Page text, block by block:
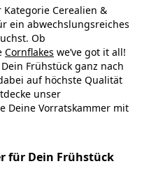
Cerealien &
ein abwechslungsreiches
Ob
Cornflakes we’ve got it all!
Frühstück ganz nach
auf höchste Qualität
unser
Deine Vorratskammer mit
für Dein Frühstück